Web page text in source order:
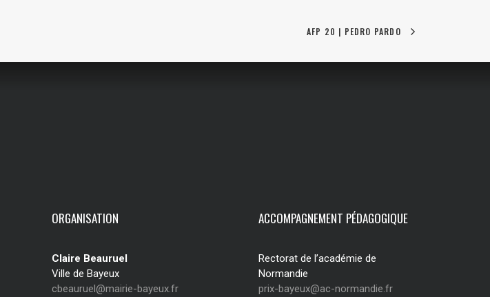
AFP 20 | PEDRO PARDO
ORGANISATION
Claire Beauruel
Ville de Bayeux
cbeauruel@mairie-bayeux.fr
ACCOMPAGNEMENT PÉDAGOGIQUE
Rectorat de l’académie de
Normandie
prix-bayeux@ac-normandie.fr